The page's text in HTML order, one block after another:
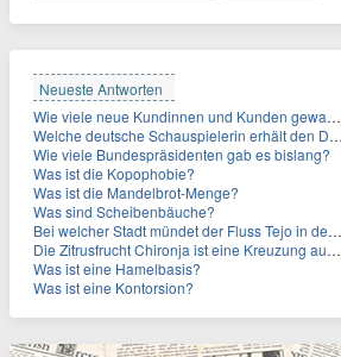
Neueste Antworten
Wie viele neue Kundinnen und Kunden gewann MagentaTV allein durch die WM hinzu?
Welche deutsche Schauspielerin erhält den Deutschen Kulturpolitikpreis?
Wie viele Bundespräsidenten gab es bislang?
Was ist die Kopophobie?
Was ist die Mandelbrot-Menge?
Was sind Scheibenbäuche?
Bei welcher Stadt mündet der Fluss Tejo in den Atlantik?
Die Zitrusfrucht Chironja ist eine Kreuzung aus welchen Früchten?
Was ist eine Hamelbasis?
Was ist eine Kontorsion?